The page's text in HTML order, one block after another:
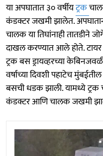
या अपघातात ३० वर्षीयट्रक
कंडक्टर जखमी झालेत.
चालक या तिघांनाही तातडीने
दाखल करण्यात आले होते.
ट्रक बस ड्रायव्हरच्या
वर्षाच्या दिवशी पहाटेच
बसची धडक झाली. यामध्ये
कंडक्टर आणि चालक जखमी